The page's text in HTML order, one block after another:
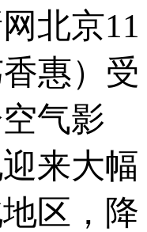
京11
惠）受
气影
来大幅
区，降